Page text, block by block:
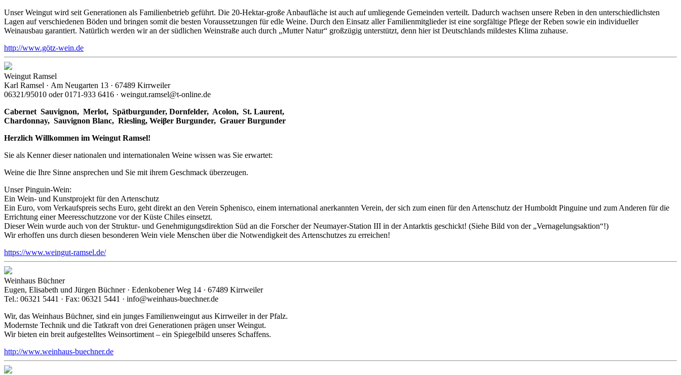
Unser Weingut wird seit Generationen als Familienbetrieb geführt. Die 20-Hektar-große Anbaufläche ist auch auf umliegende Gemeinden verteilt. Dadurch wachsen unsere Reben in den unterschiedlichsten
Lagen auf verschiedenen Böden und bringen somit die besten Voraussetzungen für edle Weine. Durch den Einsatz aller Familienmitglieder ist eine sorgfältige Pflege der Reben sowie ein individueller
Weinausbau garantiert. Natürlich werden wir an der südlichen Weinstraße auch durch „Mutter Natur“ großzügig unterstützt, denn hier ist Deutschlands mildestes Klima zuhause.
http://www.götz-wein.de
Weingut Ramsel
Karl Ramsel · Am Neugarten 13 · 67489 Kirrweiler
06321/95010 oder 0171-933 6416 · weingut.ramsel@t-online.de
Cabernet Sauvignon, Merlot, Spätburgunder, Dornfelder, Acolon, St. Laurent,
Chardonnay, Sauvignon Blanc, Riesling, Weiβer Burgunder, Grauer Burgunder
Herzlich Willkommen im Weingut Ramsel!
Sie als Kenner dieser nationalen und internationalen Weine wissen was Sie erwartet:
Weine die Ihre Sinne ansprechen und Sie mit ihrem Geschmack überzeugen.
Unser Pinguin-Wein:
Ein Wein- und Kunstprojekt für den Artenschutz
Ein Euro, vom Verkaufspreis sechs Euro, geht direkt an den Verein Sphenisco, einem international anerkannten Verein, der sich zum einen für den Artenschutz der Humboldt Pinguine und zum Anderen für die
Errichtung einer Meeresschutzzone vor der Küste Chiles einsetzt.
Dieser Wein wurde auch von der Struktur- und Genehmigungsdirektion Süd an die Forscher der Neumayer-Station III in der Antarktis geschickt! (Siehe Bild von der „Vernagelungsaktion“!)
Wir erhoffen uns durch diesen besonderen Wein viele Menschen über die Notwendigkeit des Artenschutzes zu erreichen!
https://www.weingut-ramsel.de/
Weinhaus Büchner
Eugen, Elisabeth und Jürgen Büchner · Edenkobener Weg 14 · 67489 Kirrweiler
Tel.: 06321 5441 · Fax: 06321 5441 · info@weinhaus-buechner.de
Wir, das Weinhaus Büchner, sind ein junges Familienweingut aus Kirrweiler in der Pfalz.
Modernste Technik und die Tatkraft von drei Generationen prägen unser Weingut.
Wir bieten ein breit aufgestelltes Weinsortiment – ein Spiegelbild unseres Schaffens.
http://www.weinhaus-buechner.de